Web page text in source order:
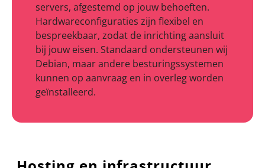
servers, afgestemd op jouw behoeften.
Hardwareconfiguraties zijn flexibel en
bespreekbaar, zodat de inrichting aansluit
bij jouw eisen. Standaard ondersteunen wij
Debian, maar andere besturingssystemen
kunnen op aanvraag en in overleg worden
geïnstalleerd.